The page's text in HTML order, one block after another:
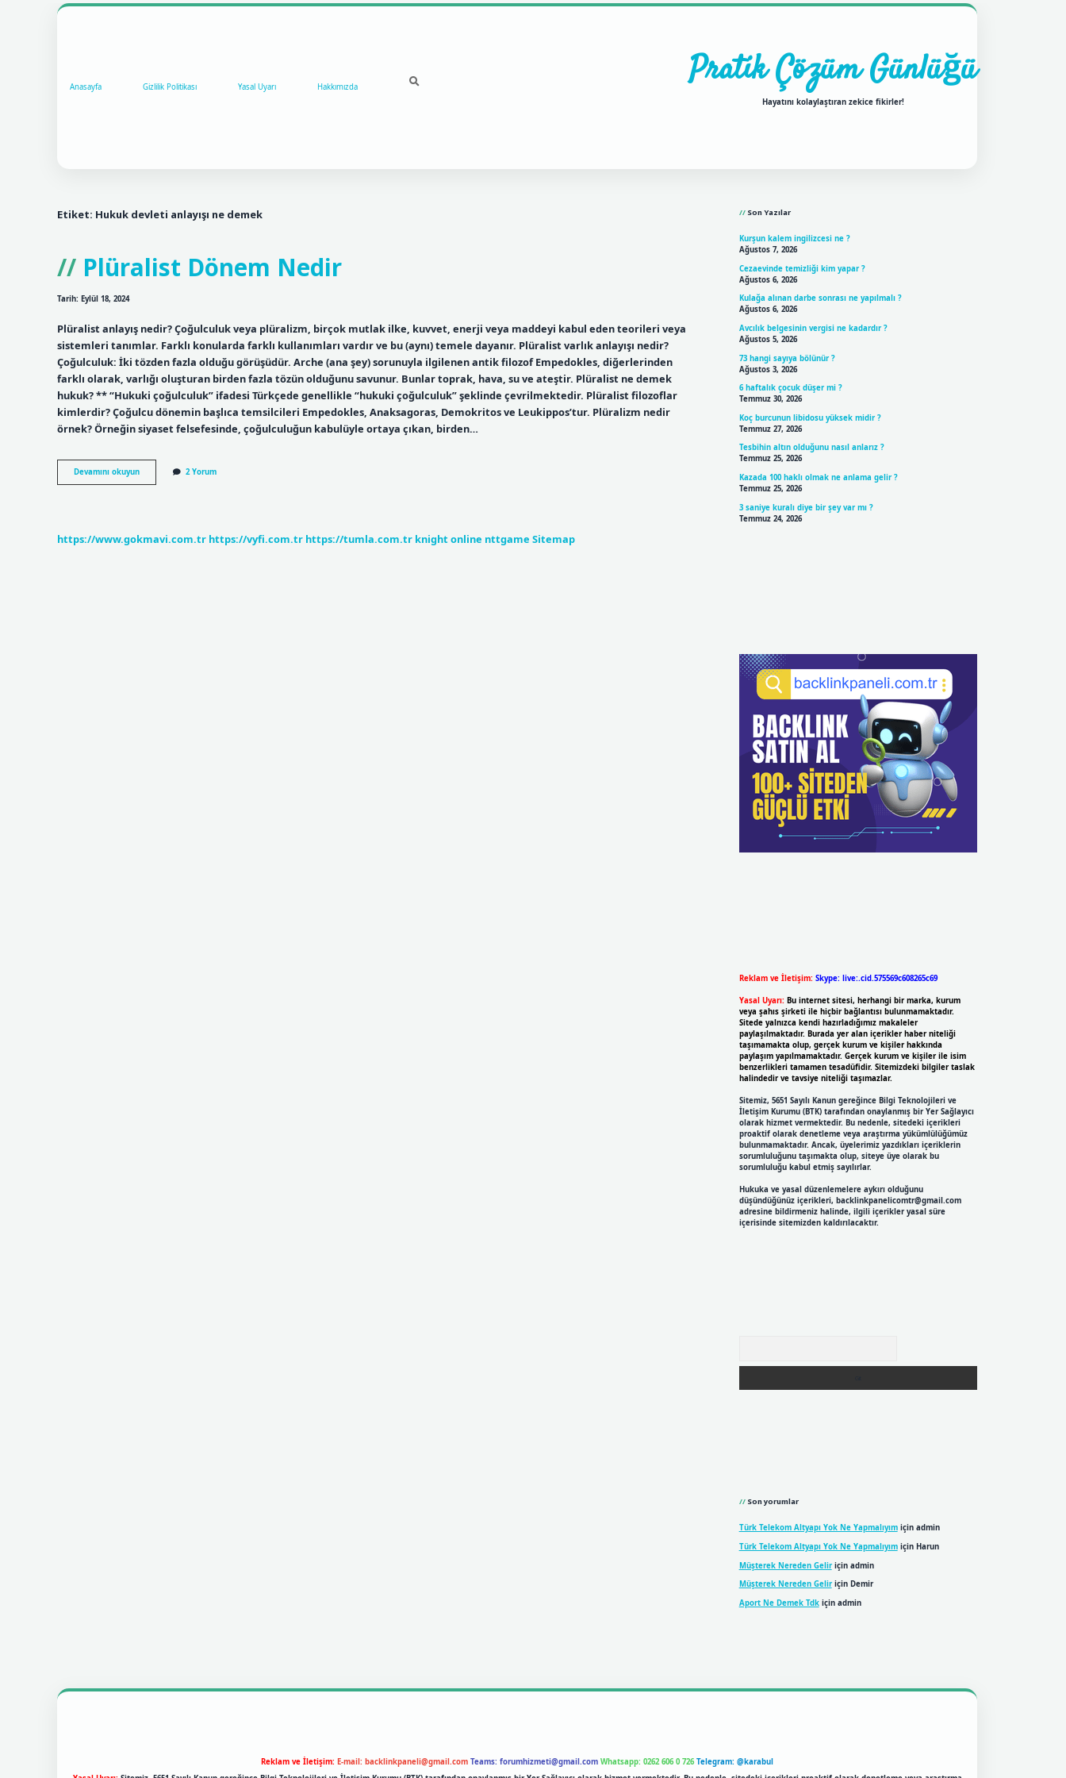
Anasayfa Gizlilik Politikası Yasal Uyarı Hakkımızda Pratik Çözüm Günlüğü
Hayatını kolaylaştıran zekice fikirler!
Etiket: Hukuk devleti anlayışı ne demek
Plüralist Dönem Nedir
Tarih: Eylül 18, 2024
Plüralist anlayış nedir? Çoğulculuk veya plüralizm, birçok mutlak ilke, kuvvet, enerji veya maddeyi kabul eden teorileri veya
sistemleri tanımlar. Farklı konularda farklı kullanımları vardır ve bu (aynı) temele dayanır. Plüralist varlık anlayışı nedir?
Çoğulculuk: İki tözden fazla olduğu görüşüdür. Arche (ana şey) sorunuyla ilgilenen antik filozof Empedokles, diğerlerinden
farklı olarak, varlığı oluşturan birden fazla tözün olduğunu savunur. Bunlar toprak, hava, su ve ateştir. Plüralist ne demek
hukuk? ** “Hukuki çoğulculuk” ifadesi Türkçede genellikle “hukuki çoğulculuk” şeklinde çevrilmektedir. Plüralist filozoflar
kimlerdir? Çoğulcu dönemin başlıca temsilcileri Empedokles, Anaksagoras, Demokritos ve Leukippos’tur. Plüralizm nedir
örnek? Örneğin siyaset felsefesinde, çoğulculuğun kabulüyle ortaya çıkan, birden…
Devamını okuyunPlüralist
Dönem
2 Yorum
https://www.gokmavi.com.tr https://vyfi.com.tr https://tumla.com.tr knight online nttgame Sitemap
Son Yazılar
Kurşun kalem ingilizcesi ne ?
Ağustos 7, 2026
Cezaevinde temizliği kim yapar ?
Ağustos 6, 2026
Kulağa alınan darbe sonrası ne yapılmalı ?
Ağustos 6, 2026
Avcılık belgesinin vergisi ne kadardır ?
Ağustos 5, 2026
73 hangi sayıya bölünür ?
Ağustos 3, 2026
6 haftalık çocuk düşer mi ?
Temmuz 30, 2026
Koç burcunun libidosu yüksek midir ?
Temmuz 27, 2026
Tesbihin altın olduğunu nasıl anlarız ?
Temmuz 25, 2026
Kazada 100 haklı olmak ne anlama gelir ?
Temmuz 25, 2026
3 saniye kuralı diye bir şey var mı ?
Temmuz 24, 2026
Reklam ve İletişim: Skype: live:.cid.575569c608265c69
Yasal Uyarı: Bu internet sitesi, herhangi bir marka, kurum
veya şahıs şirketi ile hiçbir bağlantısı bulunmamaktadır.
Sitede yalnızca kendi hazırladığımız makaleler
paylaşılmaktadır. Burada yer alan içerikler haber niteliği
taşımamakta olup, gerçek kurum ve kişiler hakkında
paylaşım yapılmamaktadır. Gerçek kurum ve kişiler ile isim
benzerlikleri tamamen tesadüfidir. Sitemizdeki bilgiler taslak
halindedir ve tavsiye niteliği taşımazlar.
Sitemiz, 5651 Sayılı Kanun gereğince Bilgi Teknolojileri ve
İletişim Kurumu (BTK) tarafından onaylanmış bir Yer Sağlayıcı
olarak hizmet vermektedir. Bu nedenle, sitedeki içerikleri
proaktif olarak denetleme veya araştırma yükümlülüğümüz
bulunmamaktadır. Ancak, üyelerimiz yazdıkları içeriklerin
sorumluluğunu taşımakta olup, siteye üye olarak bu
sorumluluğu kabul etmiş sayılırlar.
Hukuka ve yasal düzenlemelere aykırı olduğunu
düşündüğünüz içerikleri, backlinkpanelicomtr@gmail.com
adresine bildirmeniz halinde, ilgili içerikler yasal süre
içerisinde sitemizden kaldırılacaktır.
Son yorumlar
Türk Telekom Altyapı Yok Ne Yapmalıyımiçin admin
Türk Telekom Altyapı Yok Ne Yapmalıyımiçin Harun
Müşterek Nereden Geliriçin admin
Müşterek Nereden Geliriçin Demir
Aport Ne Demek Tdkiçin admin
Reklam ve İletişim: E-mail: backlinkpaneli@gmail.com Teams: forumhizmeti@gmail.com Whatsapp: 0262 606 0 726 Telegram: @karabul